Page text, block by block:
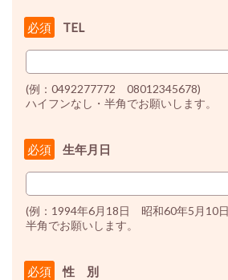
TEL
必須
(例：0492277772 08012345678)
ハイフンなし・半角でお願いします。
生年月日
必須
(例：1994年6月18日 昭和60年5月10
半角でお願いします。
性 別
必須